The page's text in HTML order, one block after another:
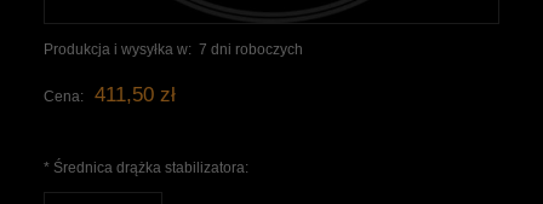
Produkcja i wysyłka w: 7 dni roboczych
Cena: 411,50 zł
* Średnica drążka stabilizatora: